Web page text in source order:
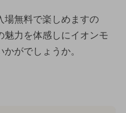
場無料で楽しめますの
魅力を体感しにイオンモ
がでしょうか。